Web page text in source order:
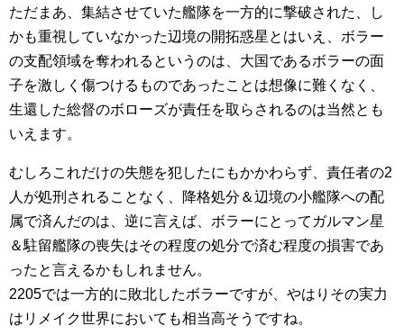
ただまあ、集結させていた艦隊を一方的に撃破された、し
かも重視していなかった辺境の開拓惑星とはいえ、ボラー
の支配領域を奪われるというのは、大国であるボラーの面
子を激しく傷つけるものであったことは想像に難くなく、
生還した総督のボローズが責任を取らされるのは当然とも
いえます。
むしろこれだけの失態を犯したにもかかわらず、責任者の2
人が処刑されることなく、降格処分＆辺境の小艦隊への配
属で済んだのは、逆に言えば、ボラーにとってガルマン星
＆駐留艦隊の喪失はその程度の処分で済む程度の損害であ
ったと言えるかもしれません。
2205では一方的に敗北したボラーですが、やはりその実力
はリメイク世界においても相当高そうですね。